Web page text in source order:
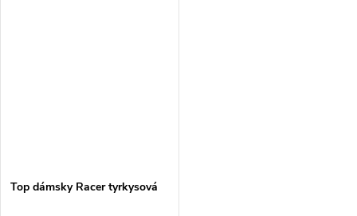
Top dámsky Racer tyrkysová